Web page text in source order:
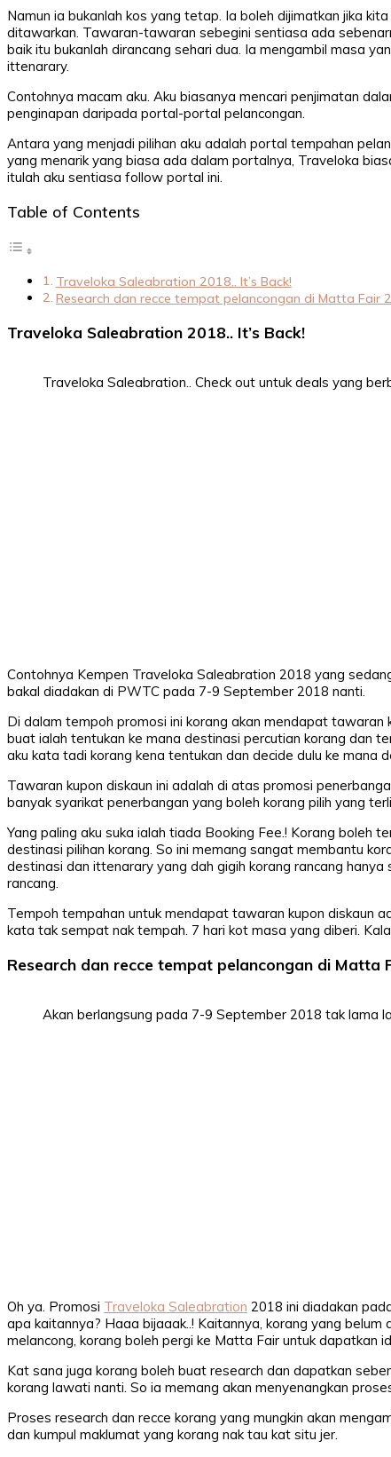
Namun ia bukanlah kos yang tetap. Ia boleh dijimatkan jika
ditawarkan. Tawaran-tawaran sebegini sentiasa ada
baik itu bukanlah dirancang sehari dua. Ia mengambil masa
ittenarary.
Contohnya macam aku. Aku biasanya mencari penjimatan
penginapan daripada portal-portal pelancongan.
Antara yang menjadi pilihan aku adalah portal tempahan
yang menarik yang biasa ada dalam portalnya, Traveloka
itulah aku sentiasa follow portal ini.
Table of Contents
Traveloka Saleabration 2018.. It’s Back!
Research dan recce tempat pelancongan di Matta Fair
Traveloka Saleabration 2018.. It’s Back!
Traveloka Saleabration.. Check out untuk deals yang
Contohnya Kempen Traveloka Saleabration 2018 yang
bakal diadakan di PWTC pada 7-9 September 2018 nanti.
Di dalam tempoh promosi ini korang akan mendapat tawaran
buat ialah tentukan ke mana destinasi percutian korang dan
aku kata tadi korang kena tentukan dan decide dulu ke mana
Tawaran kupon diskaun ini adalah di atas promosi
banyak syarikat penerbangan yang boleh korang pilih yang
Yang paling aku suka ialah tiada Booking Fee.! Korang boleh
destinasi pilihan korang. So ini memang sangat membantu
destinasi dan ittenarary yang dah gigih korang rancang
rancang.
Tempoh tempahan untuk mendapat tawaran kupon diskaun
kata tak sempat nak tempah. 7 hari kot masa yang diberi.
Research dan recce tempat pelancongan di Matta
Akan berlangsung pada 7-9 September 2018 tak lama
Oh ya. Promosi Traveloka Saleabration 2018 ini diadakan
apa kaitannya? Haaa bijaaak..! Kaitannya, korang yang
melancong, korang boleh pergi ke Matta Fair untuk dapatkan
Kat sana juga korang boleh buat research dan dapatkan
korang lawati nanti. So ia memang akan menyenangkan
Proses research dan recce korang yang mungkin akan
dan kumpul maklumat yang korang nak tau kat situ jer.